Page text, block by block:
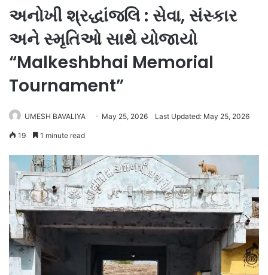
અનોખી શ્રદ્ધાંજલિ : સેવા, સંસ્કાર
અને સ્મૃતિઓ સાથે યોજાયો
“Malkeshbhai Memorial
Tournament”
UMESH BAVALIYA May 25, 2026 Last Updated: May 25, 2026
19 1 minute read